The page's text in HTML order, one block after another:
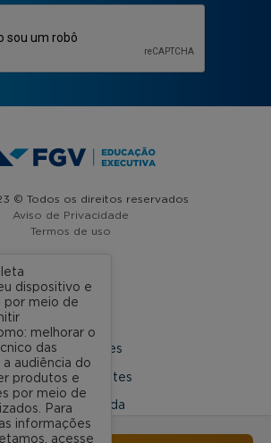
© Todos os direitos reservados
Aviso de Privacidade
Termos de uso
A FGV
Nossas Unidades
Dúvidas Frequentes
Rede Conveniada
Ouvidoria Acadêmica
dispositivo e
por meio de
melhorar o
das
a audiência do
produtos e
por meio de
Para
informações
acesse